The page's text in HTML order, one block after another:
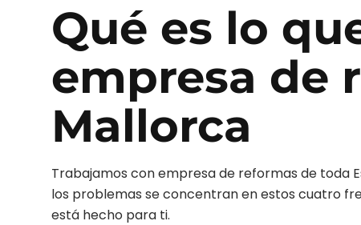
Qué es lo
empresa de
Mallorca
Trabajamos conempresa de reformas de toda
los problemas se concentran en estos cuatro
está hecho para ti.